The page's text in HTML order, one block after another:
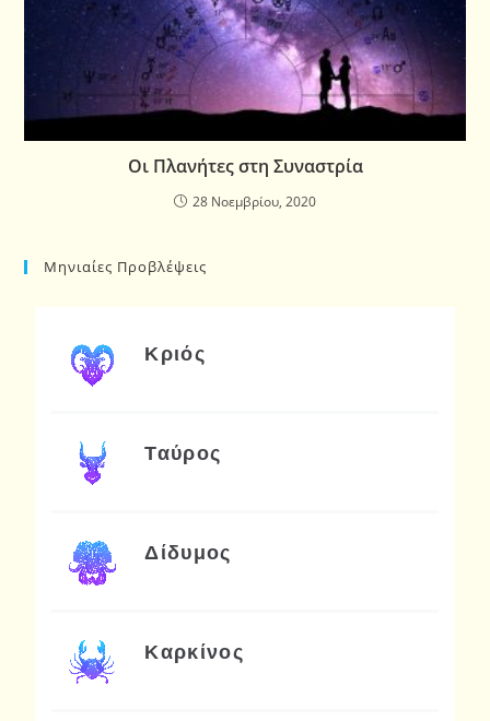
Οι Πλανήτες στη Συναστρία
28 Νοεμβρίου, 2020
Μηνιαίες Προβλέψεις
Κριός
Ταύρος
Δίδυμος
Καρκίνος